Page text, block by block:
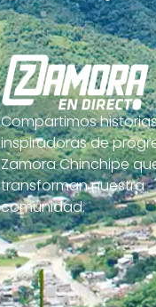
Compartimos
inspiradoras de
Zamora Chinchipe
transforman nuestra
comunidad.